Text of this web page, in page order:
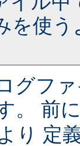
を使
グフ
。 前
り 定